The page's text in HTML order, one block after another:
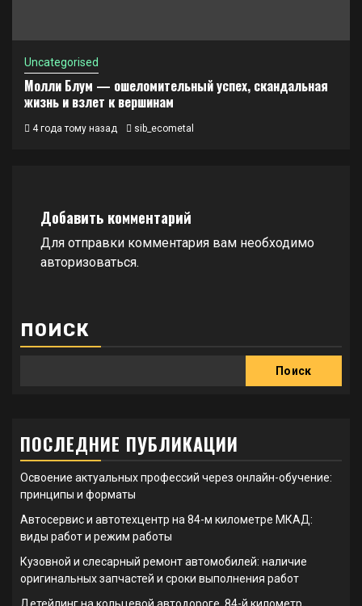
Uncategorised
Молли Блум — ошеломительный успех, скандальная
жизнь и взлет к вершинам
4 года тому назад sib_ecometal
Добавить комментарий
Для отправки комментария вам необходимо
авторизоваться.
ПОИСК
Поиск
ПОСЛЕДНИЕ ПУБЛИКАЦИИ
Освоение актуальных профессий через онлайн-обучение:
принципы и форматы
Автосервис и автотехцентр на 84-м километре МКАД:
виды работ и режим работы
Кузовной и слесарный ремонт автомобилей: наличие
оригинальных запчастей и сроки выполнения работ